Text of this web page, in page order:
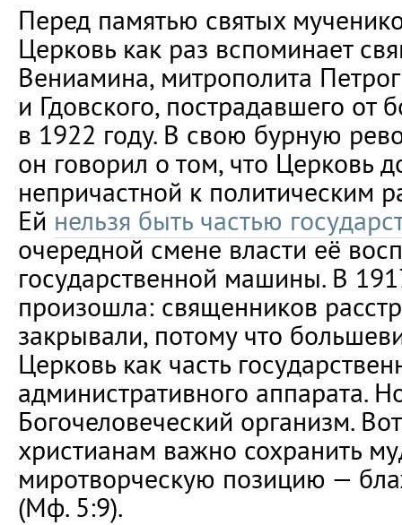
Перед памятью святых
Церковь как раз вспоминает
Вениамина, митрополита
и Гдовского, пострадавшего от
в 1922 году. В свою бурную
он говорил о том, что Церковь
непричастной к политическим
Ей нельзя быть частью
очередной смене власти её
государственной машины. В
произошла: священников
закрывали, потому что
Церковь как часть
административного аппарата.
Богочеловеческий организм.
христианам важно сохранить
миротворческую позицию —
(Мф. 5:9).